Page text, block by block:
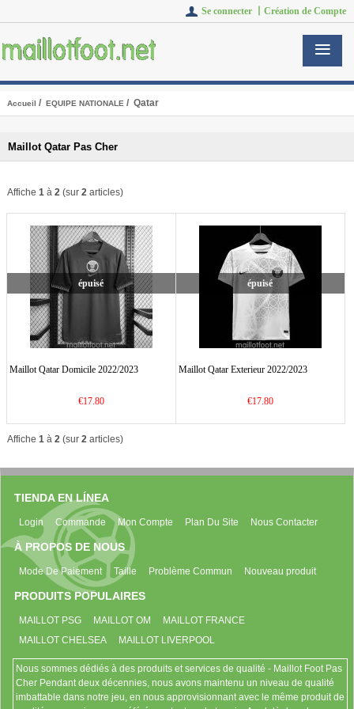
Se connecter 丨 Création de Compte
Accueil / EQUIPE NATIONALE/ Qatar
Maillot Qatar Pas Cher
Affiche 1à 2(sur 2articles)
épuisé
Maillot Qatar Domicile 2022/2023
€17.80
épuisé
Maillot Qatar Exterieur 2022/2023
€17.80
Affiche 1à 2(sur 2articles)
TIENDA EN LÍNEA
Login Commande Mon Compte Plan Du Site Nous Contacter
À PROPOS DE NOUS
Mode De Paiement Taille Problème Commun Nouveau produit
PRODUITS POPULAIRES
MAILLOT PSG MAILLOT OM
MAILLOT FRANCE
MAILLOT CHELSEA
MAILLOT LIVERPOOL
Nous sommes dédiés à des produits et services de qualité - Maillot Foot Pas
Cher Pendant deux décennies, nous avons maintenu un niveau de qualité
imbattable dans notre jeu, en nous approvisionnant avec le même produit de